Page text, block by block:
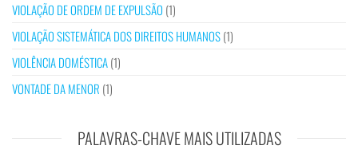
VIOLAÇÃO DE ORDEM DE EXPULSÃO (1)
VIOLAÇÃO SISTEMÁTICA DOS DIREITOS HUMANOS(1)
VIOLÊNCIA DOMÉSTICA(1)
VONTADE DA MENOR (1)
PALAVRAS-CHAVE MAIS UTILIZADAS